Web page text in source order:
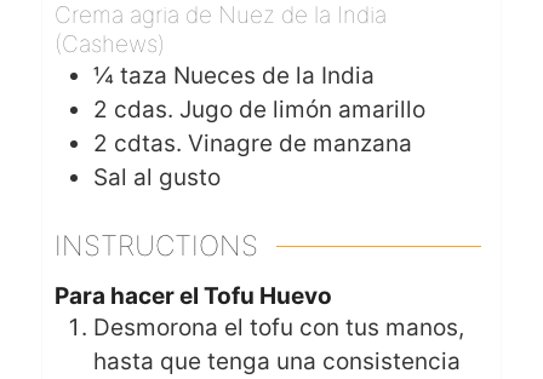
Crema agria de Nuez de la India
(Cashews)
¼ taza Nueces de la India
2 cdas. Jugo de limón amarillo
2 cdtas. Vinagre de manzana
Sal al gusto
INSTRUCTIONS
Para hacer el Tofu Huevo
Desmorona el tofu con tus manos,
hasta que tenga una consistencia